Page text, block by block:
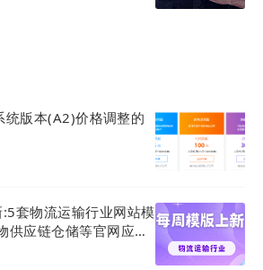
的自助查询服
力显著缓解，客
服知识（产品操
理、政策）标准
，赋能一线客服享统一知识库，
问题平均解决时
间缩短50%。
性提升
客服工作台，支持秒级检索与一
统版本(A2)价格调整的
套物流运输行业网站模
供应链仓储等官网应用